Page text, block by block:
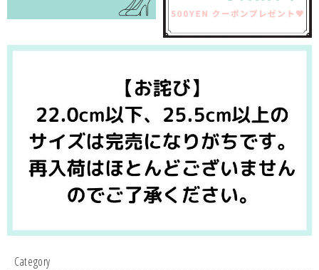
Category